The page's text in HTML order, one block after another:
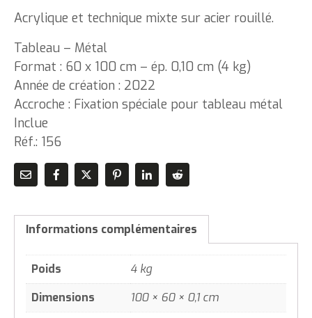
Acrylique et technique mixte sur acier rouillé.
Tableau – Métal
Format : 60 x 100 cm – ép. 0,10 cm (4 kg)
Année de création : 2022
Accroche : Fixation spéciale pour tableau métal
Inclue
Réf.: 156
Informations complémentaires
Poids
4 kg
Dimensions
100 × 60 × 0,1 cm